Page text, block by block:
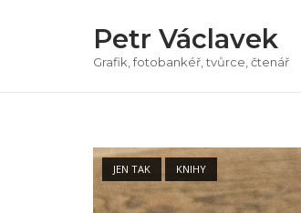
Petr Václavek
Grafik, fotobankéř, tvůrce, čtenář
JEN TAK KNIHY
Open post